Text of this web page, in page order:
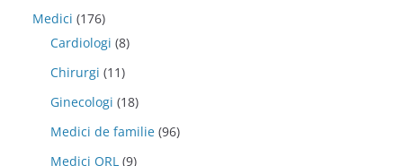
Medici (176)
Cardiologi (8)
Chirurgi (11)
Ginecologi (18)
Medici de familie (96)
Medici ORL (9)